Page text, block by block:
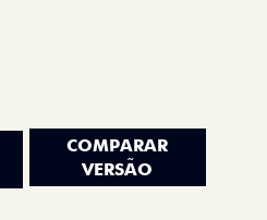
COMPARAR
VERSÃO